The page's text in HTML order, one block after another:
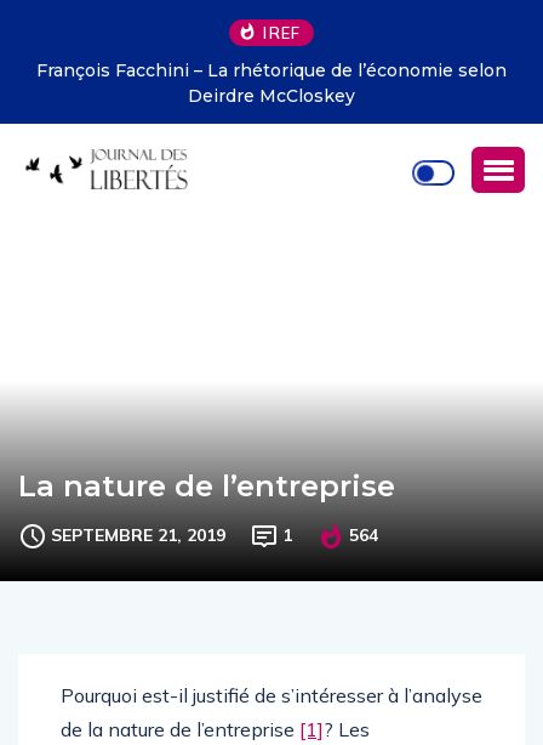
IREF
François Facchini – La rhétorique de l’économie selon
Deirdre McCloskey
La nature de l’entreprise
SEPTEMBRE 21, 2019 1 564
Pourquoi est-il justifié de s’intéresser à l’analyse
de la nature de l’entreprise [1]? Les